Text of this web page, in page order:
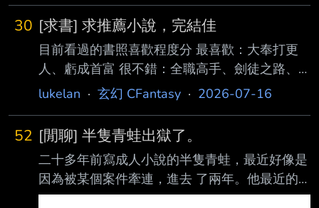
30 [求書] 求推薦小說，完結佳
目前看過的書照喜歡程度分 最喜歡：大奉打更
人、虧成首富 很不錯：全職高手、劍徒之路、
凡人修仙傳（人界）、地下城長蘑菇、苟在初聖
看到殭屍道長那邊棄追，沒什麼共鳴，但到金庸
世界還是不錯 這遊戲太真實了：後期覺得套路
差不多，而且對於現代軍武比較無感 生活系遊
戲：剛開始看還是很不錯，但後面開始經營不知
lukelan · 玄幻 CFantasy · 2026-07-16
52 [閒聊] 半隻青蛙出獄了。
二十多年前寫成人小說的半隻青蛙，最近好像是
因為被某個案件牽連，進去 了兩年。他最近的
作品《從1935到2020》，我也有在看，前幾天